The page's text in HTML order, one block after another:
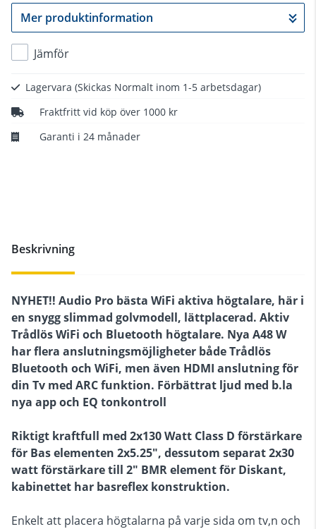
Gå till kassan
Mer produktinformation
Jämför
Lagervara (Skickas Normalt inom 1-5 arbetsdagar)
Fraktfritt vid köp över 1000 kr
Garanti i 24 månader
Beskrivning
NYHET!! Audio Pro bästa WiFi aktiva högtalare, här i
en snygg slimmad golvmodell, lättplacerad. Aktiv
Trådlös WiFi och Bluetooth högtalare. Nya A48 W
har flera anslutningsmöjligheter både Trådlös
Bluetooth och WiFi, men även HDMI anslutning för
din Tv med ARC funktion. Förbättrat ljud med b.la
nya app och EQ tonkontroll
Riktigt kraftfull med 2x130 Watt Class D förstärkare
för Bas elementen 2x5.25", dessutom separat 2x30
watt förstärkare till 2" BMR element för Diskant,
kabinettet har basreflex konstruktion.
Enkelt att placera högtalarna på varje sida om tv,n och